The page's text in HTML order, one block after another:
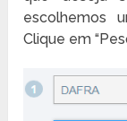
escolhemos
Clique em